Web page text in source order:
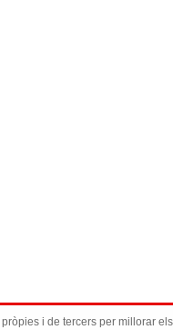
i de tercers per millorar